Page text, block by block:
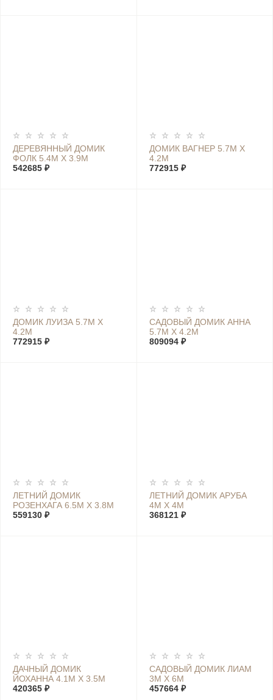
ДЕРЕВЯННЫЙ ДОМИК
ФОЛК 5.4М Х 3.9М
542685 ₽
ДОМИК ВАГНЕР 5.7М Х
4.2М
772915 ₽
ДОМИК ЛУИЗА 5.7М Х
4.2М
772915 ₽
САДОВЫЙ ДОМИК АННА
5.7М Х 4.2М
809094 ₽
ЛЕТНИЙ ДОМИК
РОЗЕНХАГА 6.5М Х 3.8М
559130 ₽
ЛЕТНИЙ ДОМИК АРУБА
4М Х 4М
368121 ₽
ДАЧНЫЙ ДОМИК
ЙОХАННА 4.1М Х 3.5М
420365 ₽
САДОВЫЙ ДОМИК ЛИАМ
3М Х 6М
457664 ₽